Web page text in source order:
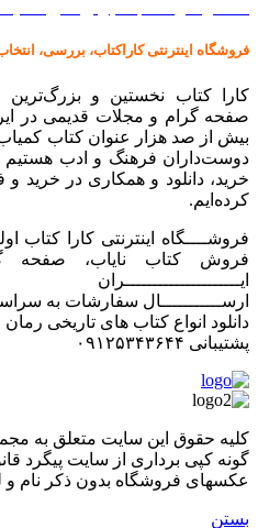
فروشگاه اینترنتی کاراکتاب، بررسی،
کارا کتاب نخستین و
صفحه گرام و مجلات قدیمی در
بیش از صد هزار عنوان کتاب
خرید، دانلود و همکاری در خرید
کرده‌ایم.
فروشــــگاه اینترنتی کارا کتاب
فروش کتاب نایاب، صفحه
ایـــــــــــــــــــــران
ارســـــــــــال سفارشات به
دانلود انواع کتاب های تاریخی رمان
پشتیبانی ۰۹۱۲۵۳۴۳۶۴۴
کليه حقوق اين سايت متعلق به
گونه کپی برداری از سایت پیگرد
عکسهای فروشگاه بدون ذکر نام و
بستن